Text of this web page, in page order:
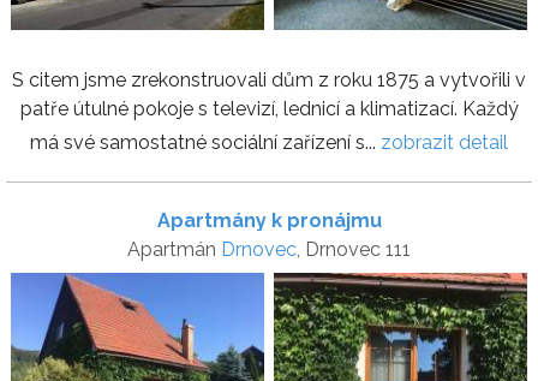
S citem jsme zrekonstruovali dům z roku 1875 a vytvořili v
patře útulné pokoje s televizí, lednicí a klimatizací. Každý
má své samostatné sociální zařízení s... zobrazit detail
Apartmány k pronájmu
Apartmán Drnovec, Drnovec 111